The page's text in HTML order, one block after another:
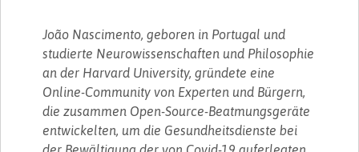
João Nascimento, geboren in Portugal und
studierte Neurowissenschaften und Philosophie
an der Harvard University, gründete eine
Online-Community von Experten und Bürgern,
die zusammen Open-Source-Beatmungsgeräte
entwickelten, um die Gesundheitsdienste bei